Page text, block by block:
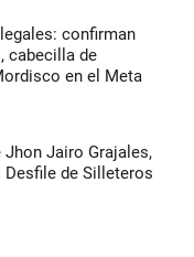
confirman
cabecilla de
en el Meta
Jairo Grajales,
de Silleteros